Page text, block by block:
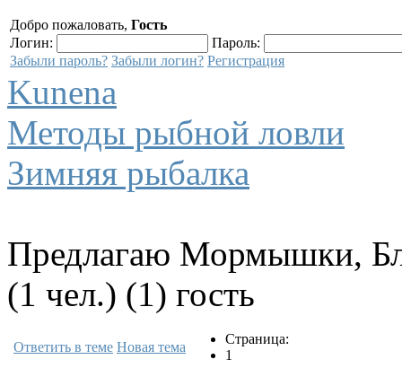
Добро пожаловать, Гость
Логин:
Пароль:
Забыли пароль? Забыли логин? Регистрация
Kunena
Методы рыбной ловли
Зимняя рыбалка
Предлагаю Мормышки,
(1 чел.) (1) гость
Ответить в теме Новая тема
Страница:
1